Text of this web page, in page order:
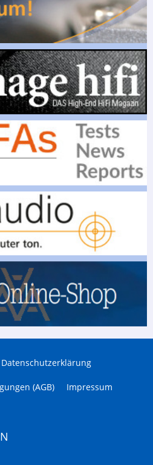
Datenschutzerklärung
(AGB) Impressum